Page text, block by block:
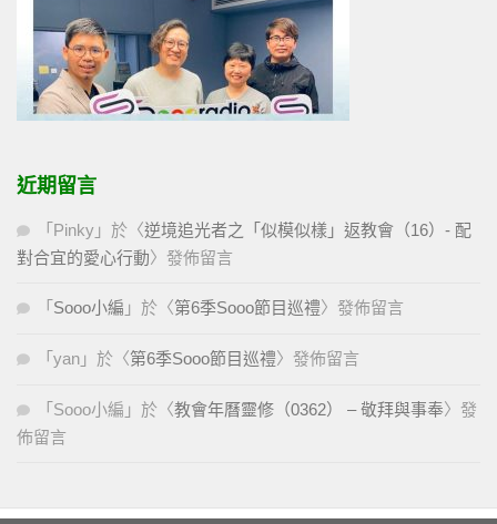
近期留言
「 Pinky 」於〈逆境追光者之「似模似樣」返教會（16）- 配
對合宜的愛心行動〉發佈留言
「 Sooo小編 」於〈第6季Sooo節目巡禮〉發佈留言
「 yan 」於〈第6季Sooo節目巡禮〉發佈留言
「 Sooo小編 」於〈教會年曆靈修（0362） – 敬拜與事奉〉發
佈留言